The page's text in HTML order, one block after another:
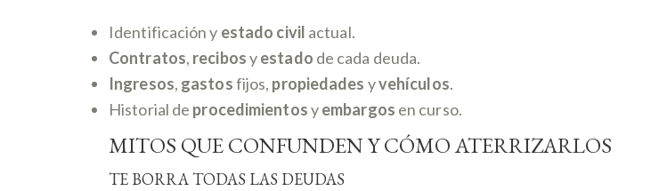
Identificación y estado civil actual.
Contratos, recibosyestado de cada deuda.
Ingresos, gastosfijos, propiedades yvehículos.
Historial de procedimientosyembargos en curso.
MITOS QUE CONFUNDEN Y CÓMO ATERRIZARLOS
TE BORRA TODAS LAS DEUDAS